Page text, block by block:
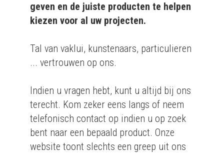
geven en de juiste producten te helpen
kiezen voor al uw projecten.
Tal van vaklui, kunstenaars, particulieren
... vertrouwen op ons.
Indien u vragen hebt, kunt u altijd bij ons
terecht. Kom zeker eens langs of neem
telefonisch contact op indien u op zoek
bent naar een bepaald product. Onze
website toont slechts een greep uit ons